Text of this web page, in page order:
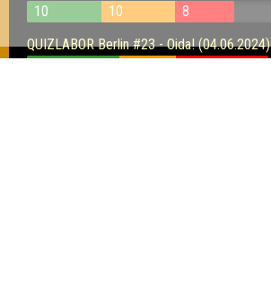
10
10
8
QUIZLABOR Berlin #23 - Oida! (04.06.2024)